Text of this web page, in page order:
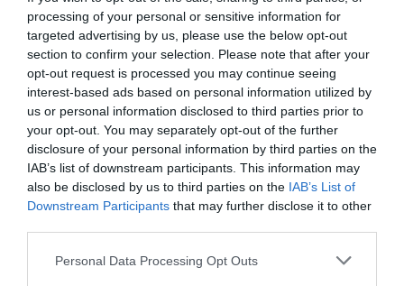
processing of your personal or sensitive information for
targeted advertising by us, please use the below opt-out
section to confirm your selection. Please note that after your
opt-out request is processed you may continue seeing
interest-based ads based on personal information utilized by
us or personal information disclosed to third parties prior to
your opt-out. You may separately opt-out of the further
disclosure of your personal information by third parties on the
IAB’s list of downstream participants. This information may
also be disclosed by us to third parties on the IAB’s List of
Downstream Participants that may further disclose it to other
Please note that this website/app uses one or more Google
Personal Data Processing Opt Outs
A Nagy Magellán-felhő (illusztráció)
Fotó: GizemG / Shutterstock
Az első generációs csillagok, amelyek kizárólag
hidrogénből és héliumból álltak, már rég